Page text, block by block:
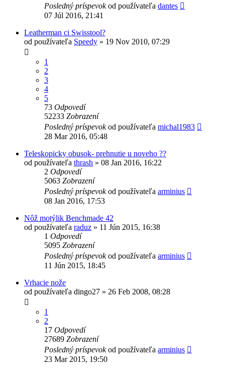
Posledný príspevokod používateľa dantes
07 Júl 2016, 21:41
Leatherman ci Swisstool?
od používateľa Speedy » 19 Nov 2010, 07:29
1
2
3
4
5
73 Odpovedí
52233 Zobrazení
Posledný príspevokod používateľa michal1983
28 Mar 2016, 05:48
Teleskopicky obusok- prehnutie u noveho ??
od používateľa thrash » 08 Jan 2016, 16:22
2 Odpovedí
5063 Zobrazení
Posledný príspevokod používateľa arminius
08 Jan 2016, 17:53
Nôž motýlik Benchmade 42
od používateľa raduz » 11 Jún 2015, 16:38
1 Odpovedí
5095 Zobrazení
Posledný príspevokod používateľa arminius
11 Jún 2015, 18:45
Vrhacie nože
od používateľa dingo27 » 26 Feb 2008, 08:28
1
2
17 Odpovedí
27689 Zobrazení
Posledný príspevokod používateľa arminius
23 Mar 2015, 19:50